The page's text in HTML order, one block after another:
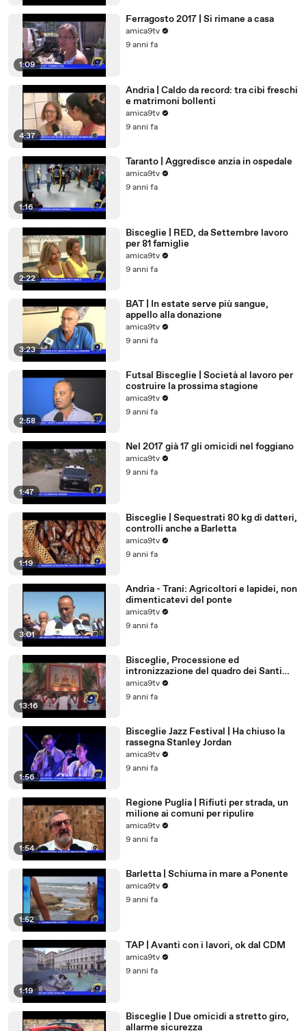
1:09
Ferragosto 2017 | Si rimane a casa
amica9tv
9 anni fa
4:37
Andria | Caldo da record: tra cibi freschi
e matrimoni bollenti
amica9tv
9 anni fa
1:16
Taranto | Aggredisce anzia in ospedale
amica9tv
9 anni fa
2:22
Bisceglie | RED, da Settembre lavoro
per 81 famiglie
amica9tv
9 anni fa
3:23
BAT | In estate serve più sangue,
appello alla donazione
amica9tv
9 anni fa
2:58
Futsal Bisceglie | Società al lavoro per
costruire la prossima stagione
amica9tv
9 anni fa
1:47
Nel 2017 già 17 gli omicidi nel foggiano
amica9tv
9 anni fa
1:19
Bisceglie | Sequestrati 80 kg di datteri,
controlli anche a Barletta
amica9tv
9 anni fa
3:01
Andria - Trani: Agricoltori e lapidei, non
dimenticatevi del ponte
amica9tv
9 anni fa
13:16
Bisceglie, Processione ed
intronizzazione del quadro dei Santi
Martiri
amica9tv
9 anni fa
1:56
Bisceglie Jazz Festival | Ha chiuso la
rassegna Stanley Jordan
amica9tv
9 anni fa
1:54
Regione Puglia | Rifiuti per strada, un
milione ai comuni per ripulire
amica9tv
9 anni fa
1:52
Barletta | Schiuma in mare a Ponente
amica9tv
9 anni fa
1:19
TAP | Avanti con i lavori, ok dal CDM
amica9tv
9 anni fa
Bisceglie | Due omicidi a stretto giro,
allarme sicurezza